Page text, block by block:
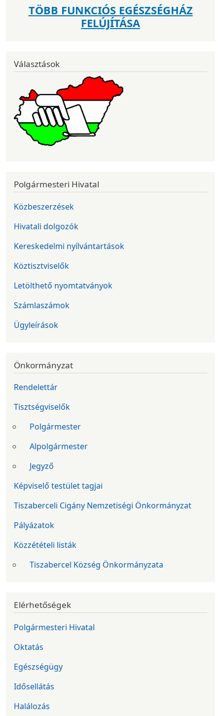
TÖBB FUNKCIÓS EGÉSZSÉGHÁZ
FELÚJÍTÁSA
Választások
Polgármesteri Hivatal
Közbeszerzések
Hivatali dolgozók
Kereskedelmi nyílvántartások
Köztisztviselők
Letölthető nyomtatványok
Számlaszámok
Ügyleírások
Önkormányzat
Rendelettár
Tisztségviselők
Polgármester
Alpolgármester
Jegyző
Képviselő testület tagjai
Tiszaberceli Cigány Nemzetiségi Önkormányzat
Pályázatok
Közzétételi listák
Tiszabercel Község Önkormányzata
Elérhetőségek
Polgármesteri Hivatal
Oktatás
Egészségügy
Idősellátás
Halálozás